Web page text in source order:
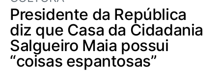
Presidente da República
diz que Casa da Cidadania
Salgueiro Maia possui
“coisas espantosas”